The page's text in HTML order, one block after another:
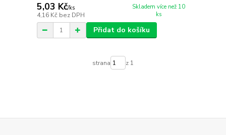
5,03 Kč/ks
4,16 Kč bez DPH
Skladem více než 10
ks
Přidat do košíku
strana z 1